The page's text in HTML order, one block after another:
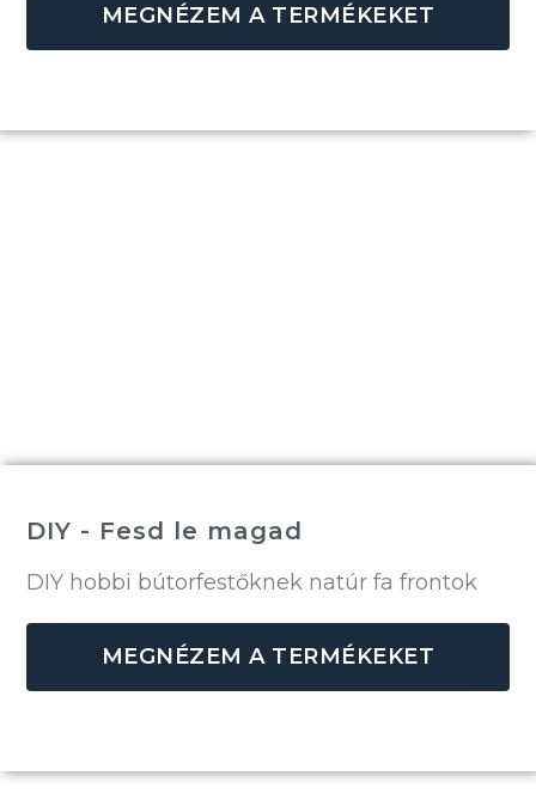
MEGNÉZEM A TERMÉKEKET
DIY - Fesd le magad
DIY hobbi bútorfestőknek natúr fa frontok
MEGNÉZEM A TERMÉKEKET